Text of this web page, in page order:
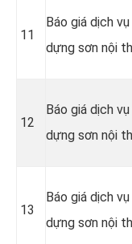
11
Báo giá dịch
dựng sơn nội
12
Báo giá dịch
dựng sơn nội
13
Báo giá dịch
dựng sơn nội